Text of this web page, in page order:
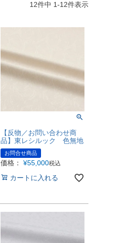
12件中 1-12件表示
【反物／お問い合わせ商
品】東レシルック 色無地
お問合せ商品
価格： ¥55,000税込
カートに入れる